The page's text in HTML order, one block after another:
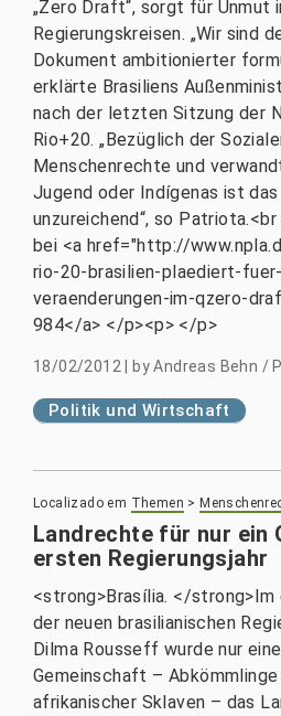
„Zero Draft“, sorgt für Unmut
Regierungskreisen. „Wir sind
Dokument ambitionierter
erklärte Brasiliens
nach der letzten Sitzung der
Rio+20. „Bezüglich der
Menschenrechte und
Jugend oder Indígenas ist
unzureichend“, so
bei <a href="http://
rio-20-brasilien-plaediert-
veraenderungen-im-qzero-
984</a> </p><p> </p>
18/02/2012 byAndreas Behn /
Politik und Wirtschaft
Localizado em Themen >
Landrechte für nur ein
ersten Regierungsjahr
<strong>Brasília. </strong>Im
der neuen brasilianischen
Dilma Rousseff wurde nur
Gemeinschaft –
afrikanischer Sklaven – das